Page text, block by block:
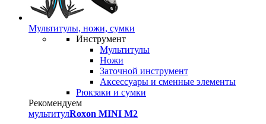
Мультитулы, ножи, сумки
Инструмент
Мультитулы
Ножи
Заточной инструмент
Аксессуары и сменные элементы
Рюкзаки и сумки
Рекомендуем
мультитулRoxon MINI M2